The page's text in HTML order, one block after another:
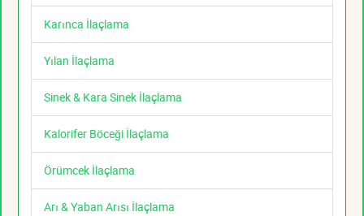
Karınca İlaçlama
Yılan İlaçlama
Sinek & Kara Sinek İlaçlama
Kalorifer Böceği İlaçlama
Örümcek İlaçlama
Arı & Yaban Arısı İlaçlama